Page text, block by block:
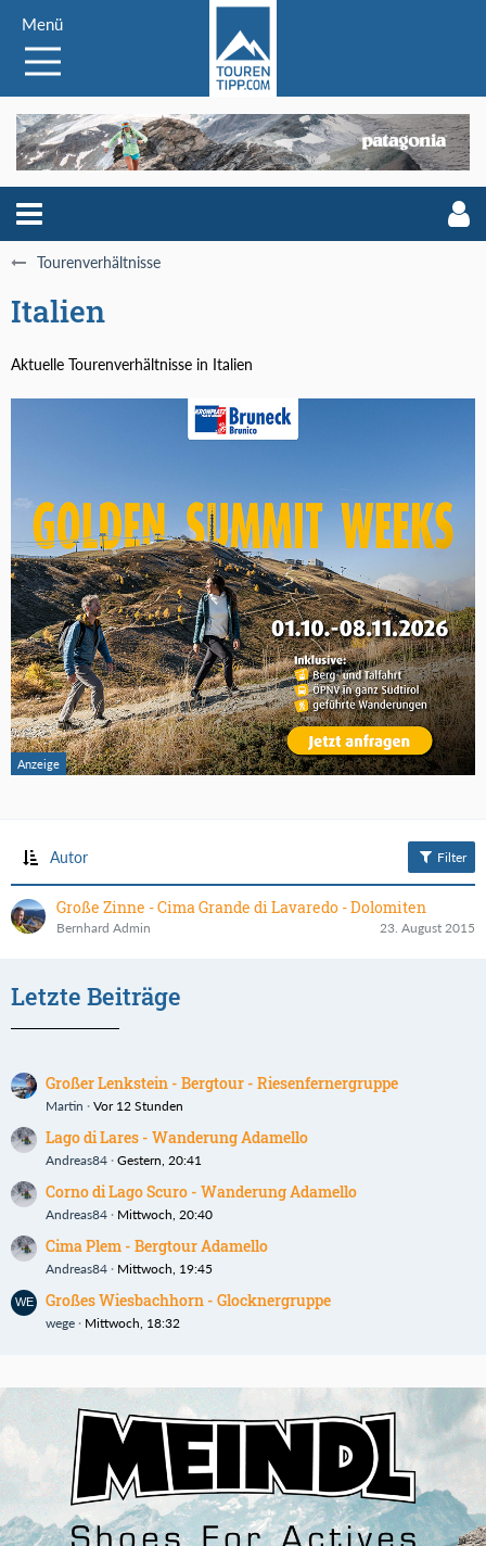
Menü
Tourenverhältnisse
Italien
Aktuelle Tourenverhältnisse in Italien
Autor Filter
Große Zinne - Cima Grande di Lavaredo - Dolomiten
Bernhard Admin 23. August 2015
Letzte Beiträge
Großer Lenkstein - Bergtour - Riesenfernergruppe
Martin Vor 12 Stunden
Lago di Lares - Wanderung Adamello
Andreas84 Gestern, 20:41
Corno di Lago Scuro - Wanderung Adamello
Andreas84 Mittwoch, 20:40
Cima Plem - Bergtour Adamello
Andreas84 Mittwoch, 19:45
Großes Wiesbachhorn - Glocknergruppe
wege Mittwoch, 18:32